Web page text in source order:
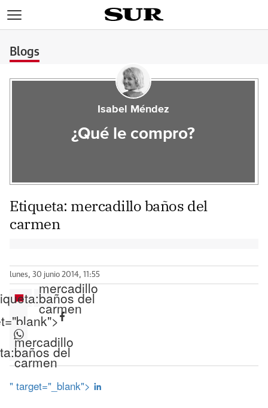
Blogs
Isabel Méndez
¿Qué le compro?
Etiqueta: mercadillo baños del
carmen
lunes, 30 junio 2014, 11:55
mercadillo
baños del
carmen
mercadillo
baños del
carmen
" target="_blank">